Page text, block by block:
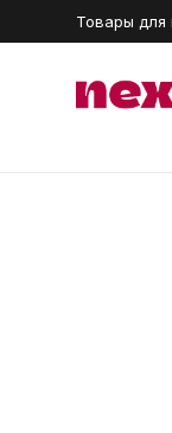
Товары для